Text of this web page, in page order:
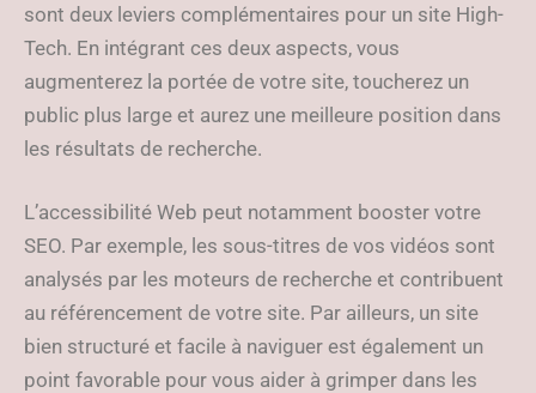
sont deux leviers complémentaires pour un site High-
Tech. En intégrant ces deux aspects, vous
augmenterez la portée de votre site, toucherez un
public plus large et aurez une meilleure position dans
les résultats de recherche.
L’accessibilité Web peut notamment booster votre
SEO. Par exemple, les sous-titres de vos vidéos sont
analysés par les moteurs de recherche et contribuent
au référencement de votre site. Par ailleurs, un site
bien structuré et facile à naviguer est également un
point favorable pour vous aider à grimper dans les